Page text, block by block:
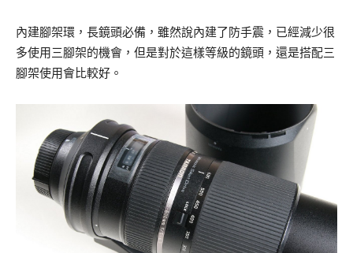
內建腳架環，長鏡頭必備，雖然說內建了防手震，已經減少很
多使用三腳架的機會，但是對於這樣等級的鏡頭，還是搭配三
腳架使用會比較好。